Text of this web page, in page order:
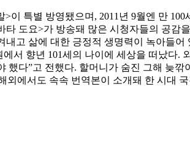
이 특별 방영됐으며, 2011년 9월엔 만
도요>가 방송돼 많은 시청자들의 공감
고 삶에 대한 긍정적 생명력이 녹아들
서 향년 101세의 나이에 세상을 떠났다.
다”고 전했다. 할머니가 숨진 그해 늦
에서도 속속 번역본이 소개돼 한 시대